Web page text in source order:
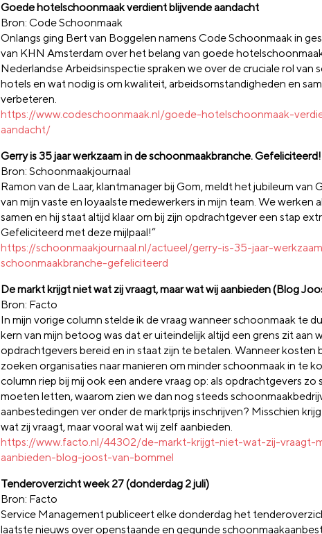
Goede hotelschoonmaak verdient blijvende aandacht
Bron: Code Schoonmaak
Onlangs ging Bert van Boggelen namens Code Schoonmaak in
van KHN Amsterdam over het belang van goede
Nederlandse Arbeidsinspectie spraken we over de cruciale rol van
hotels en wat nodig is om kwaliteit, arbeidsomstandigheden en
verbeteren.
https://www.codeschoonmaak.nl/goede-hotelschoonmaak-
aandacht/
Gerry is 35 jaar werkzaam in de schoonmaakbranche. Gefeliciteerd!
Bron: Schoonmaakjournaal
Ramon van de Laar, klantmanager bij Gom, meldt het jubileum van
van mijn vaste en loyaalste medewerkers in mijn team. We werken
samen en hij staat altijd klaar om bij zijn opdrachtgever een stap
Gefeliciteerd met deze mijlpaal!”
https://schoonmaakjournaal.nl/actueel/gerry-is-35-jaar-
schoonmaakbranche-gefeliciteerd
De markt krijgt niet wat zij vraagt, maar wat wij aanbieden (Blog
Bron: Facto
In mijn vorige column stelde ik de vraag wanneer schoonmaak te
kern van mijn betoog was dat er uiteindelijk altijd een grens zit aan
opdrachtgevers bereid en in staat zijn te betalen. Wanneer kosten
zoeken organisaties naar manieren om minder schoonmaak in te
column riep bij mij ook een andere vraag op: als opdrachtgevers zo
moeten letten, waarom zien we dan nog steeds
aanbestedingen ver onder de marktprijs inschrijven? Misschien
wat zij vraagt, maar vooral wat wij zelf aanbieden.
https://www.facto.nl/44302/de-markt-krijgt-niet-wat-zij-vraagt-
aanbieden-blog-joost-van-bommel
Tenderoverzicht week 27 (donderdag 2 juli)
Bron: Facto
Service Management publiceert elke donderdag het
laatste nieuws over openstaande en gegunde